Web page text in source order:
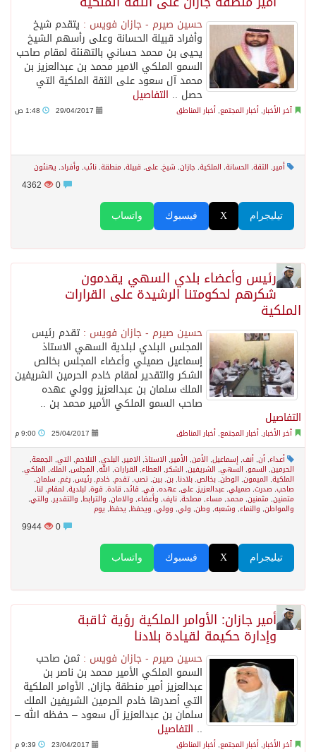
حسين صيرم - جازان فويس : يتقدم شيخ
وأفراد قبيلة الحسانة وعلى رأسهم الشيخ
يحيى بن محمد حساني بالتهنئة لمقام صاحب
السمو الملكي الامير محمد بن عبدالعزيز بن
محمد آل سعود على الثقة الملكية التي
حصل .. التفاصيل
آخر الأخبار, أخبار المجتمع, أخبار المناطق 29/04/2017
أمير, الثقة, الحسانة, الملكية, جازان, شيخ, على, قبيلة, منطقة, نائب, وأفراد, يهنئون
4362
واتساب فيسبوك X تيليجرام
رئيس وأعضاء بلدي السهي يقدمون
شكرهم لحكومتنا الرشيدة على القرارات
الملكية
حسين صيرم - جازان فويس : تقدم رئيس
المجلس البلدي لبلدية السهي الاستاذ
إسماعيل صميلي وأعضاء المجلس بخالص
الشكر والتقدير لمقام خادم الحرمين الشريفين
الملك سلمان بن عبدالعزيز وولي عهده
صاحب السمو الملكي الأمير محمد بن ..
التفاصيل
آخر الأخبار, أخبار المجتمع, أخبار المناطق 25/04/2017
أعداء, أن, أنف, إسماعيل, اﻷمن, الأمير, الاستاذ, الامير, البلدي, التلاحم, التي, الجمعة,
الحرمين, السمو, السهي, الشريفين, الشكر, العطاء, القرارات, الله, المجلس, الملك, الملكي,
الملكية, الميمون, الوطن, بخالص, بلادنا, بن, بين, تصب, تقدم, خادم, رئيس, رغم, سلمان,
صاحب, صدرت, صميلي, عبدالعزيز, على, عهده, في, قائد, قادة, قوة, لبلدية, لمقام, لنا,
متمنين, مثمنين, محمد, مساء, مصلحة, نايف, وأعضاء, والامان, والترابط, والتقدير, والتي,
والمواطن, والنماء, وشعبه, وطن, ولي, وولي, ويحفظ, يحفظ, يوم
9944
واتساب فيسبوك X تيليجرام
أمير جازان: الأوامر الملكية رؤية ثاقبة
وإدارة حكيمة لقيادة بلادنا
حسين صيرم - جازان فويس : ثمن صاحب
السمو الملكي الأمير محمد بن ناصر بن
عبدالعزيز أمير منطقة جازان, الأوامر الملكية
التي أصدرها خادم الحرمين الشريفين الملك
سلمان بن عبدالعزيز آل سعود – حفظه الله –
.. التفاصيل
آخر الأخبار, أخبار المجتمع, أخبار المناطق 23/04/2017